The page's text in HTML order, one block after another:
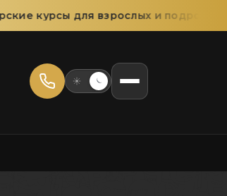
курсы для взрослых и подростков